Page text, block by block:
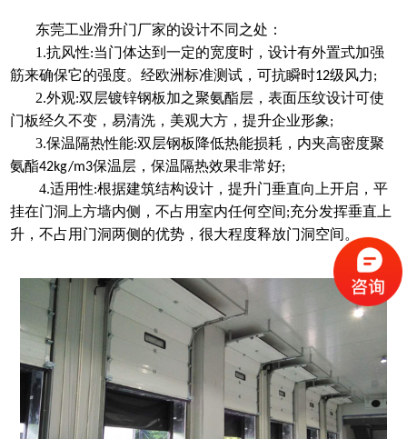
东莞工业滑升门厂家的设计不同之处：
1.抗风性:当门体达到一定的宽度时，设计有外置式加强
筋来确保它的强度。经欧洲标准测试，可抗瞬时12级风力;
2.外观:双层镀锌钢板加之聚氨酯层，表面压纹设计可使
门板经久不变，易清洗，美观大方，提升企业形象;
3.保温隔热性能:双层钢板降低热能损耗，内夹高密度聚
氨酯42kg/m3保温层，保温隔热效果非常好;
4.适用性:根据建筑结构设计，提升门垂直向上开启，平
挂在门洞上方墙内侧，不占用室内任何空间;充分发挥垂直上
升，不占用门洞两侧的优势，很大程度释放门洞空间。